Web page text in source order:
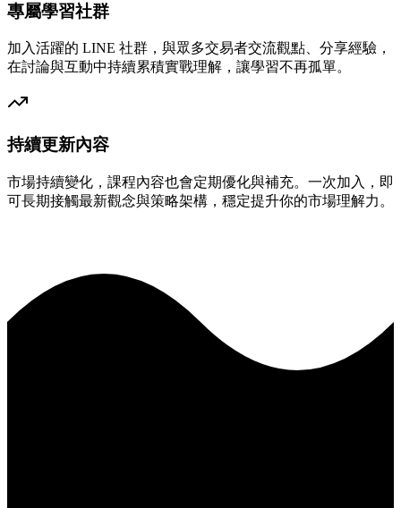
專屬學習社群
加入活躍的 LINE 社群，與眾多交易者交流觀點、分享經驗，
在討論與互動中持續累積實戰理解，讓學習不再孤單。
持續更新內容
市場持續變化，課程內容也會定期優化與補充。一次加入，即
可長期接觸最新觀念與策略架構，穩定提升你的市場理解力。